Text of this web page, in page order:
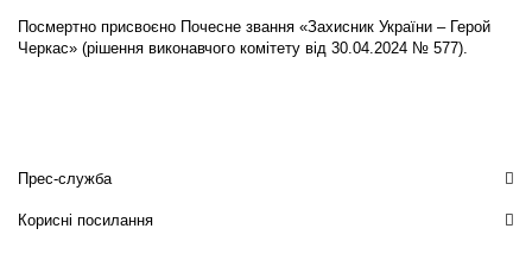
Посмертно присвоєно Почесне звання «Захисник України – Герой
Черкас» (рішення виконавчого комітету від 30.04.2024 № 577).
Прес-служба
Корисні посилання